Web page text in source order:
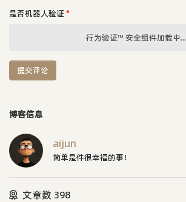
是否机器人验证 *
行为验证™ 安全组件加载中...
提交评论
博客信息
aijun
简单是件很幸福的事！
文章数 398